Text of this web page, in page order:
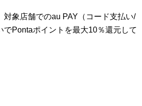
対象店舗でのau PAY（コード支払い/
でPontaポイントを最大10％還元して